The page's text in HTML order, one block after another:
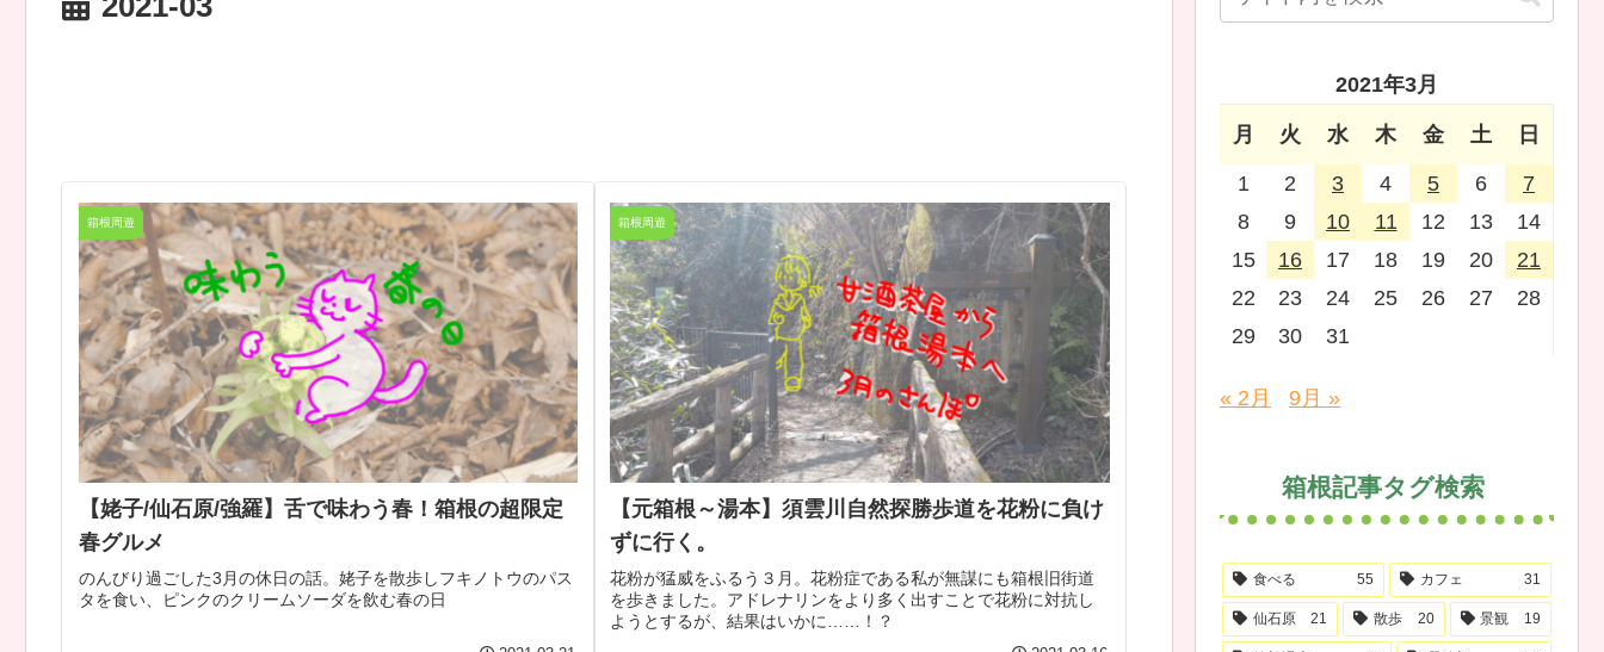
箱根周遊
【姥子/仙石原/強羅】舌で味わう春！箱根の超限定
春グルメ
のんびり過ごした3月の休日の話。姥子を散歩しフキノトウのパス
タを食い、ピンクのクリームソーダを飲む春の日
箱根周遊
【元箱根～湯本】須雲川自然探勝歩道を花粉に負け
ずに行く。
花粉が猛威をふるう３月。花粉症である私が無謀にも箱根旧街道
を歩きました。アドレナリンをより多く出すことで花粉に対抗し
ようとするが、結果はいかに……！？
2021年3月
月 火 水 木 金 土 日
1 2 3 4 5 6
7
8
9 10 11 12 13
14
15
16 17 18 19 20
21
22
23 24 25 26 27
28
29
30 31
« 2月 9月 »
箱根記事タグ検索
食べる 55 カフェ 31
仙石原 21 散歩 20 景観 19